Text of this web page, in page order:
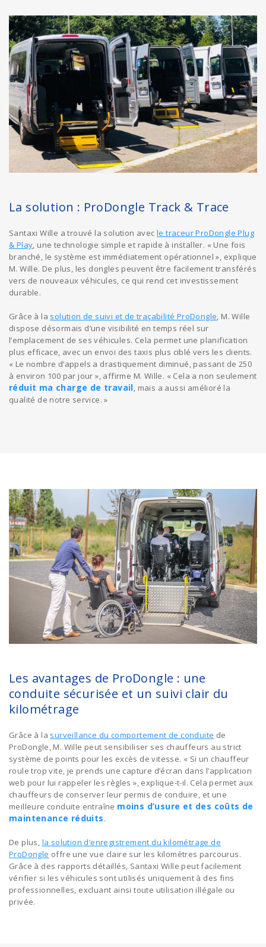
La solution : ProDongle Track & Trace
Santaxi Wille a trouvé la solution avec le traceur ProDongle Plug
& Play , une technologie simple et rapide à installer. « Une fois
branché, le système est immédiatement opérationnel », explique
M. Wille. De plus, les dongles peuvent être facilement transférés
vers de nouveaux véhicules, ce qui rend cet investissement
durable.
Grâce à la solution de suivi et de traçabilité ProDongle , M. Wille
dispose désormais d’une visibilité en temps réel sur
l’emplacement de ses véhicules. Cela permet une planification
plus efficace, avec un envoi des taxis plus ciblé vers les clients.
« Le nombre d’appels a drastiquement diminué, passant de 250
à environ 100 par jour », affirme M. Wille. « Cela a non seulement
réduit ma charge de travail , mais a aussi amélioré la
qualité de notre service. »
Les avantages de ProDongle : une
conduite sécurisée et un suivi clair du
kilométrage
Grâce à la surveillance du comportement de conduite de
ProDongle, M. Wille peut sensibiliser ses chauffeurs au strict
système de points pour les excès de vitesse. « Si un chauffeur
roule trop vite, je prends une capture d’écran dans l’application
web pour lui rappeler les règles », explique-t-il. Cela permet aux
chauffeurs de conserver leur permis de conduire, et une
meilleure conduite entraîne moins d’usure et des coûts de
maintenance réduits.
De plus, la solution d’enregistrement du kilométrage de
ProDongle offre une vue claire sur les kilomètres parcourus.
Grâce à des rapports détaillés, Santaxi Wille peut facilement
vérifier si les véhicules sont utilisés uniquement à des fins
professionnelles, excluant ainsi toute utilisation illégale ou
privée.